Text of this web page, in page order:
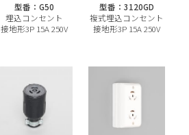
型番：G50
埋込コンセント
接地形3P 15A 250V
型番：3120GD
複式埋込コンセント
接地形3P 15A 250V